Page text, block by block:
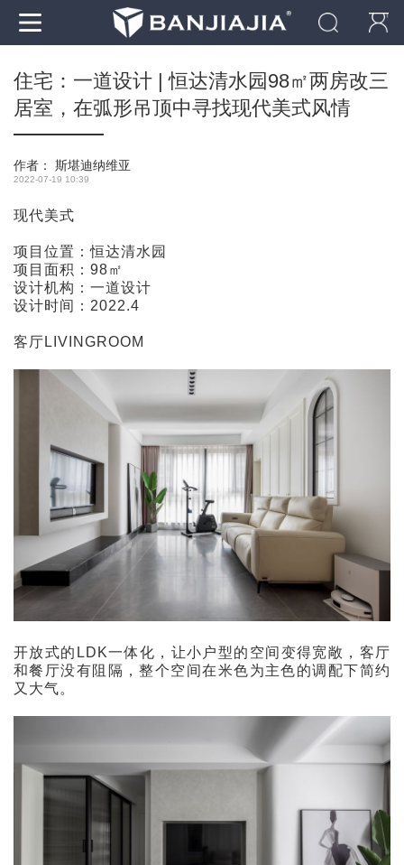
住宅：一道设计 | 恒达清水园98㎡两房改三
居室，在弧形吊顶中寻找现代美式风情
作者： 斯堪迪纳维亚
2022-07-19 10:39
现代美式
项目位置：恒达清水园
项目面积：98㎡
设计机构：一道设计
设计时间：2022.4
客厅LIVINGROOM
开放式的LDK一体化，让小户型的空间变得宽敞，客厅
和餐厅没有阻隔，整个空间在米色为主色的调配下简约
又大气。